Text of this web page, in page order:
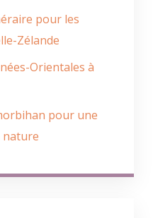
pour les
Zélande
Orientales à
pour une
nature